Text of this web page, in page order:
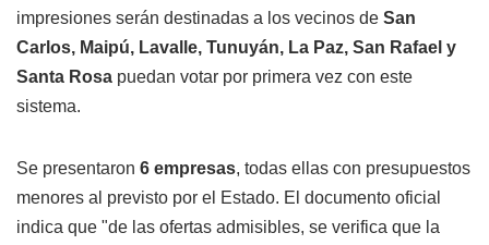
impresiones serán destinadas a los vecinos de San
Carlos, Maipú, Lavalle, Tunuyán, La Paz, San Rafael y
Santa Rosa puedan votar por primera vez con este
sistema.
Se presentaron 6 empresas, todas ellas con presupuestos
menores al previsto por el Estado. El documento oficial
indica que "de las ofertas admisibles, se verifica que la